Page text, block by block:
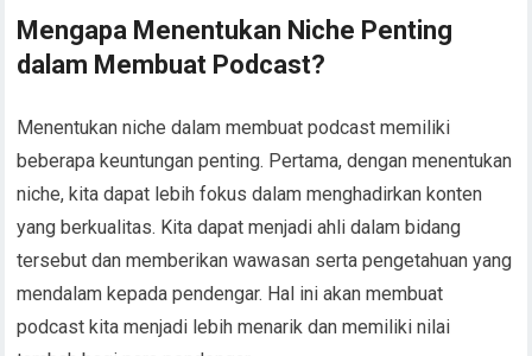
Mengapa Menentukan Niche Penting
dalam Membuat Podcast?
Menentukan niche dalam membuat podcast memiliki
beberapa keuntungan penting. Pertama, dengan menentukan
niche, kita dapat lebih fokus dalam menghadirkan konten
yang berkualitas. Kita dapat menjadi ahli dalam bidang
tersebut dan memberikan wawasan serta pengetahuan yang
mendalam kepada pendengar. Hal ini akan membuat
podcast kita menjadi lebih menarik dan memiliki nilai